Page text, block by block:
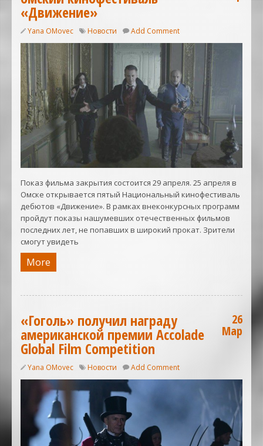
«Движение»
Yana OMovec Новости Add Comment
Показ фильма закрытия состоится 29 апреля. 25 апреля в
Омске открывается пятый Национальный кинофестиваль
дебютов «Движение». В рамках внеконкурсных программ
пройдут показы нашумевших отечественных фильмов
последних лет, не попавших в широкий прокат. Зрители
смогут увидеть
More
«Гоголь» получил награду
американской премии Accolade
Global Film Competition
Yana OMovec Новости Add Comment
26
Мар